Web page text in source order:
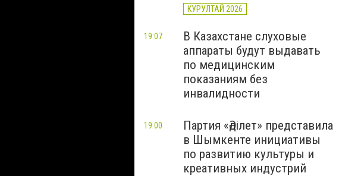
КУРУЛТАЙ 2026
В Казахстане слуховые
аппараты будут выдавать
по медицинским
показаниям без
инвалидности
19:07
Партия «Әділет» представила
в Шымкенте инициативы
по развитию культуры и
креативных индустрий
19:00